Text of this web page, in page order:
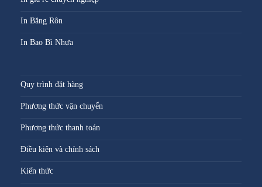
In Băng Rôn
In Bao Bì Nhựa
Quy trình đặt hàng
Phương thức vận chuyển
Phương thức thanh toán
Điều kiện và chính sách
Kiến thức